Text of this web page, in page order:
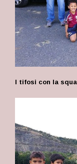
I tifosi con la